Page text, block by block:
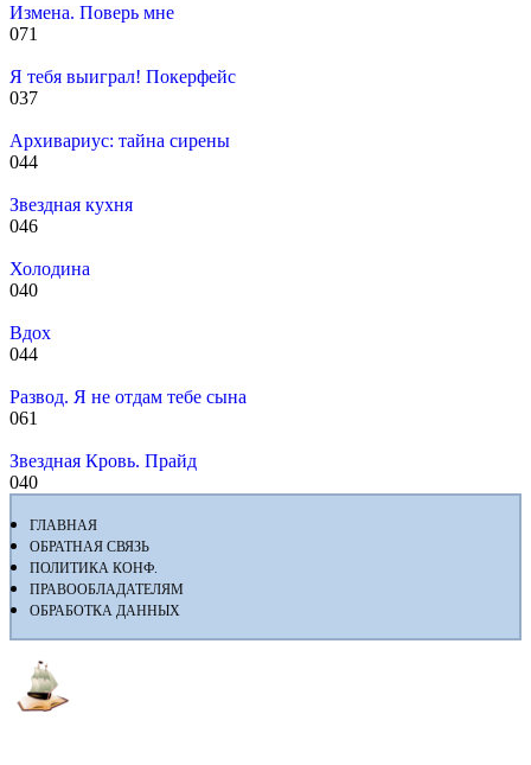
Измена. Поверь мне
071
Я тебя выиграл! Покерфейс
037
Архивариус: тайна сирены
044
Звездная кухня
046
Холодина
040
Вдох
044
Развод. Я не отдам тебе сына
061
Звездная Кровь. Прайд
040
ГЛАВНАЯ
ОБРАТНАЯ СВЯЗЬ
ПОЛИТИКА КОНФ.
ПРАВООБЛАДАТЕЛЯМ
ОБРАБОТКА ДАННЫХ